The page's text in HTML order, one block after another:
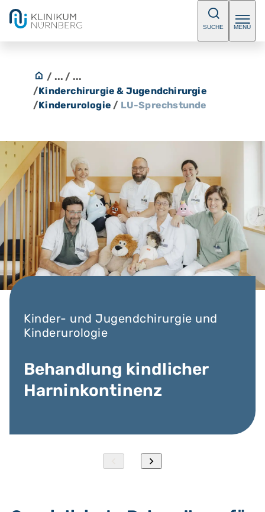
SUCHE MENÜ
/ ... / ...
/Kinderchirurgie & Jugendchirurgie
/Kinderurologie / LU-Sprechstunde
Kinder- und Jugendchirurgie und
Kinderurologie
Behandlung kindlicher
Harninkontinenz